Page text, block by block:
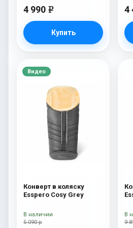
4 990 e
Купить
4
Видео
Конверт в коляску
Esspero Cosy Grey
5 090 р
В наличии
9
В